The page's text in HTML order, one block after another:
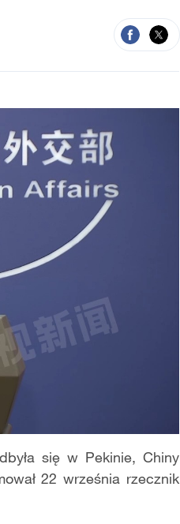
się w Pekinie, Chiny
22 września rzecznik